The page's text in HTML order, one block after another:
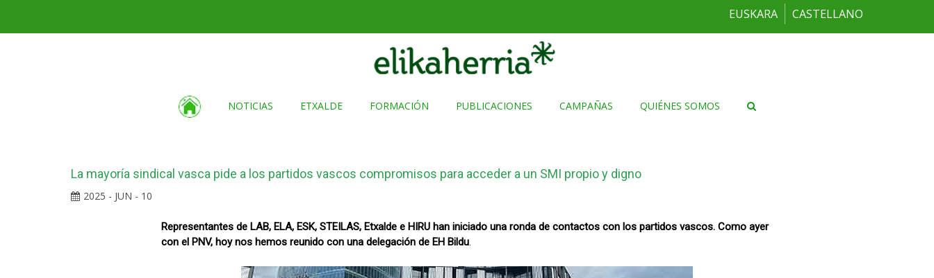
EUSKARA CASTELLANO
NOTICIAS ETXALDE FORMACIÓN PUBLICACIONES CAMPAÑAS QUIÉNES SOMOS
La mayoría sindical vasca pide a los partidos vascos compromisos para acceder a un SMI propio y digno
2025 - JUN - 10
Representantes de LAB, ELA, ESK, STEILAS, Etxalde e HIRU han iniciado una ronda de contactos con los partidos vascos. Como ayer
con el PNV, hoy nos hemos reunido con una delegación de EH Bildu.